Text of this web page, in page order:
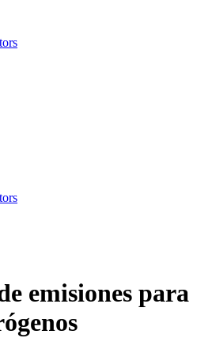
emisiones para